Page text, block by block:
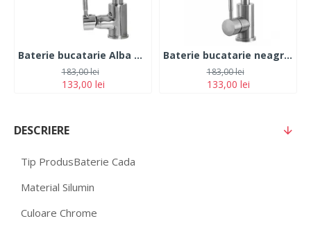
Baterie bucatarie Alba Pipa flexibila Monocomanda Cauciucata, Fleko FZXI-CW451
133,00 lei
183,00 lei
Baterie bucatarie neagra, otel Inoxidabil, pipa flexibila, monocomanda cauciucata, FLEKO FZXI-CD451
133,00 lei
183,00 lei
DESCRIERE
Tip ProdusBaterie Cada
Material Silumin
Culoare Chrome